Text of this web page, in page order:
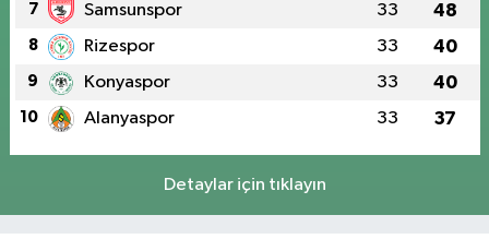
7 Samsunspor 33 48
8 Rizespor 33 40
9 Konyaspor 33 40
10 Alanyaspor 33 37
Detaylar için tıklayın